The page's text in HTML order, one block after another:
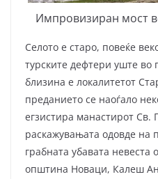
Импровизиран мост
Селото е старо, повеќе
турските дефтери уште во
близина е локалитетот
преданието се наоѓало
егзистира манастирот Св.
раскажувањата одовде на
грабната убавата невеста
општина Новаци, Калеш